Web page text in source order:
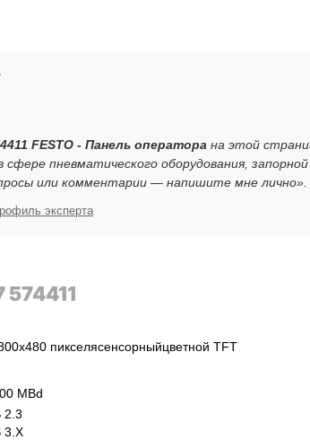
FESTO - Панель оператора на этой
пневматического оборудования,
или комментарии — напишите мне лично».
эксперта
574411
пикселясенсорныйцветной TFT
MBd
2.3
3.X